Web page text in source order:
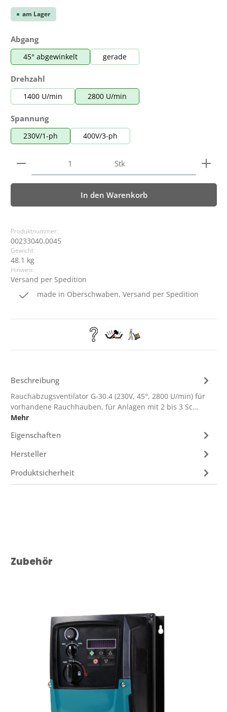
am Lager
Abgangauswählen
45° abgewinkelt gerade
Drehzahl
1400 U/min 2800 U/min
Spannungauswählen
230V/1-ph 400V/3-ph
Produkt Anzahl: Gib den gewünschten Wert ein
Stk
In den Warenkorb
Produktnummer:
00233040.0045
Gewicht:
48.1 kg
Hinweis:
Versand per Spedition
made in Oberschwaben, Versand per Spedition
Beschreibung
Rauchabzugsventilator G-30.4 (230V, 45°, 2800 U/min) für
vorhandene Rauchhauben, für Anlagen mit 2 bis 3 Sc…
Mehr
Eigenschaften
Hersteller
Produktsicherheit
Produktgalerie überspringen
Zubehör